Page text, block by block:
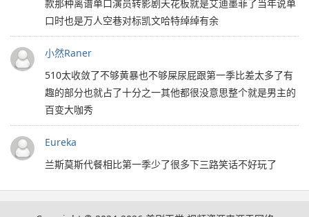
款那种离谱单口演员转影剧天花板就是艾迪墨菲了当年说单
口时也是万人空巷对标凯文哈特绰绰有余
小然Raner
510太收敛了不够黄暴也不够屎尿屁跟第一季比差太多了有
趣的部分也就占了十分之一其他都很没意思整个就是男主的
百变大咖秀
Eureka
兰斯莫斯代餐相比第一季少了很多下三路笑话不好玩了